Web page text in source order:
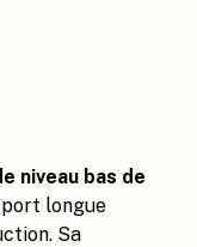
niveau bas de
longue
Sa